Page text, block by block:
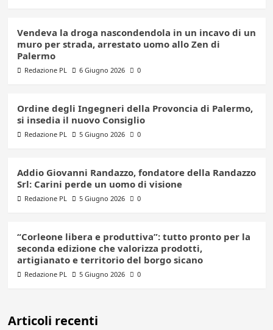
Vendeva la droga nascondendola in un incavo di un
muro per strada, arrestato uomo allo Zen di
Palermo
Redazione PL 6 Giugno 2026 0
Ordine degli Ingegneri della Provoncia di Palermo,
si insedia il nuovo Consiglio
Redazione PL 5 Giugno 2026 0
Addio Giovanni Randazzo, fondatore della Randazzo
Srl: Carini perde un uomo di visione
Redazione PL 5 Giugno 2026 0
“Corleone libera e produttiva”: tutto pronto per la
seconda edizione che valorizza prodotti,
artigianato e territorio del borgo sicano
Redazione PL 5 Giugno 2026 0
Articoli recenti